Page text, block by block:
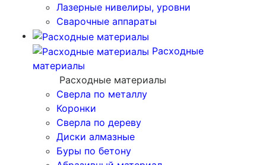
Лазерные нивелиры, уровни
Сварочные аппараты
Расходные
материалы
Расходные материалы
Сверла по металлу
Коронки
Сверла по дереву
Диски алмазные
Буры по бетону